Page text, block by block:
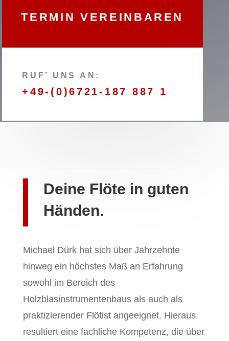
TERMIN VEREINBAREN
RUF’ UNS AN:
+49-(0)6721-187 887 1
Deine Flöte in guten
Händen.
Michael Dürk hat sich über Jahrzehnte
hinweg ein höchstes Maß an Erfahrung
sowohl im Bereich des
Holzblasinstrumentenbaus als auch als
praktizierender Flötist angeeignet. Hieraus
resultiert eine fachliche Kompetenz, die über